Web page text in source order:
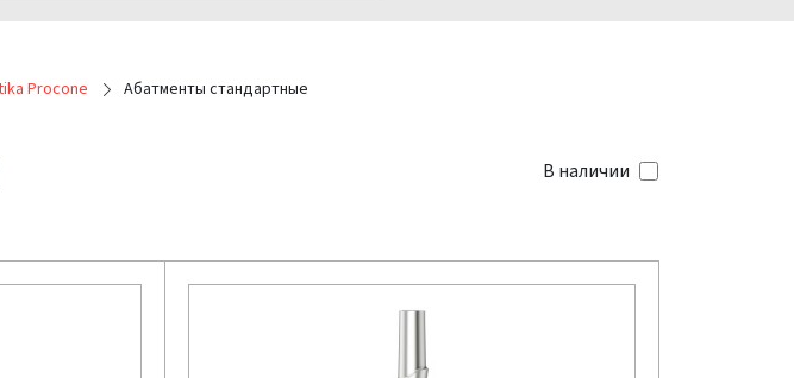
Procone Абатменты стандартные
В наличии